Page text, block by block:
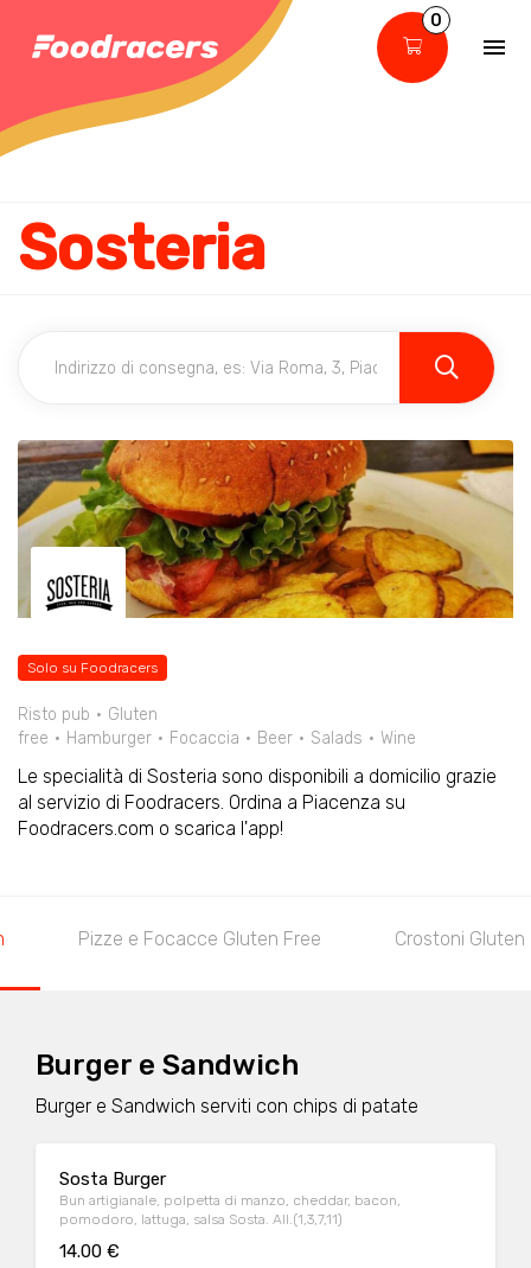
0
Sosteria
Solo su Foodracers
Risto pub
Gluten
free
Hamburger Focaccia Beer Salads Wine
Le specialità di Sosteria sono disponibili a domicilio grazie
al servizio di Foodracers. Ordina a Piacenza su
Foodracers.com o scarica l'app!
Pizze e Focacce Gluten Free Crostoni Gluten
Burger e Sandwich
Burger e Sandwich serviti con chips di patate
Sosta Burger
Bun artigianale, polpetta di manzo, cheddar, bacon,
pomodoro, lattuga, salsa Sosta. All.(1,3,7,11)
14.00 €